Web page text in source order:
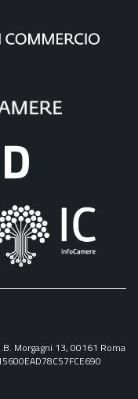
Morgagni 13, 00161 Roma